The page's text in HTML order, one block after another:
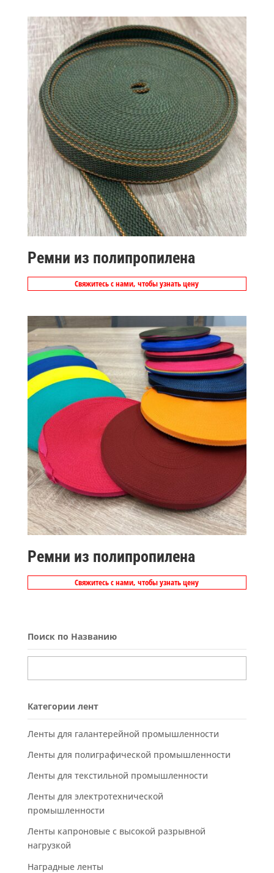
Ремни из полипропилена
Свяжитесь с нами, чтобы узнать цену
Ремни из полипропилена
Свяжитесь с нами, чтобы узнать цену
Поиск по Названию
Категории лент
Ленты для галантерейной промышленности
Ленты для полиграфической промышленности
Ленты для текстильной промышленности
Ленты для электротехнической
промышленности
Ленты капроновые с высокой разрывной
нагрузкой
Наградные ленты